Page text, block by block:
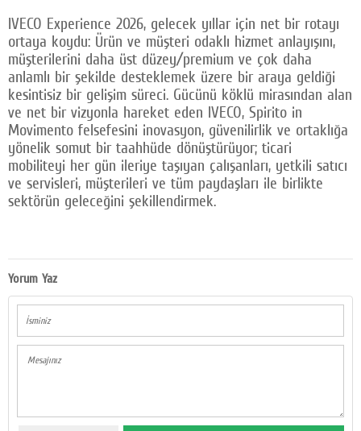
IVECO Experience 2026, gelecek yıllar için net bir rotayı
ortaya koydu: Ürün ve müşteri odaklı hizmet anlayışını,
müşterilerini daha üst düzey/premium ve çok daha
anlamlı bir şekilde desteklemek üzere bir araya geldiği
kesintisiz bir gelişim süreci. Gücünü köklü mirasından alan
ve net bir vizyonla hareket eden IVECO, Spirito in
Movimento felsefesini inovasyon, güvenilirlik ve ortaklığa
yönelik somut bir taahhüde dönüştürüyor; ticari
mobiliteyi her gün ileriye taşıyan çalışanları, yetkili satıcı
ve servisleri, müşterileri ve tüm paydaşları ile birlikte
sektörün geleceğini şekillendirmek.
Yorum Yaz